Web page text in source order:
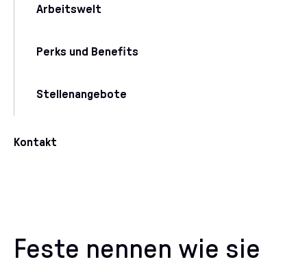
Arbeitswelt
Perks und Benefits
Stellenangebote
Kontakt
Feste nennen wie sie